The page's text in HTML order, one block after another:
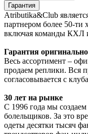
Гарантия
Atributika&Club
партнером более 50-ти
включая команды КХЛ
Гарантия
Весь ассортимент –
продаем реплики. Вся
согласовывается с
30 лет на рынке
С 1996 года мы
болельщиков. За это
одеты десятки тысяч